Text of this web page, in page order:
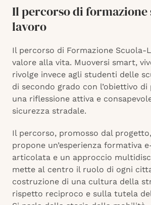
Il percorso di formazione
lavoro
Il percorso di Formazione Scuola-
valore alla vita. Muoversi smart,
rivolge invece agli studenti delle
di secondo grado con l’obiettivo
una riflessione attiva e
sicurezza stradale.
Il percorso, promosso dal progetto,
propone un’esperienza formativa
articolata e un approccio
mette al centro il ruolo di ogni
costruzione di una cultura della
rispetto reciproco e sulla tutela